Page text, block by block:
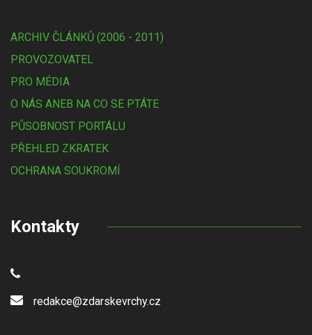
ARCHIV ČLÁNKŮ (2006 - 2011)
PROVOZOVATEL
PRO MÉDIA
O NÁS ANEB NA CO SE PTÁTE
PŮSOBNOST PORTÁLU
PŘEHLED ZKRATEK
OCHRANA SOUKROMÍ
Kontakty
redakce@zdarskevrchy.cz